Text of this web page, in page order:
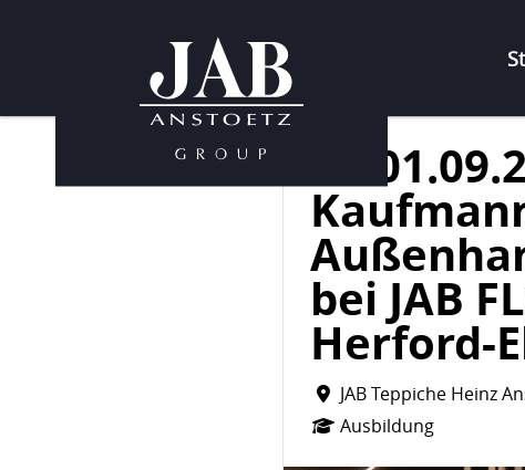
ab
bei JAB
Herford-
JAB Teppiche Heinz
Ausbildung